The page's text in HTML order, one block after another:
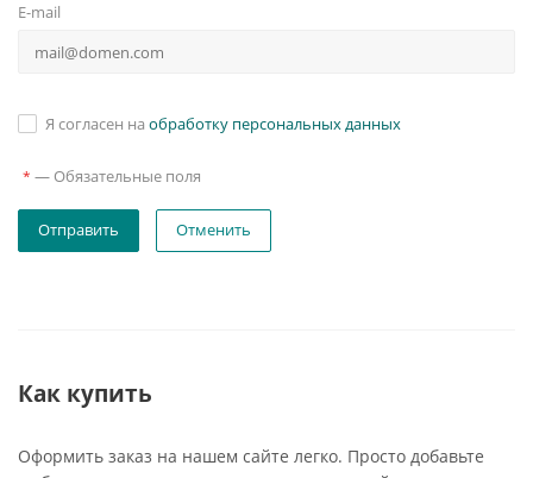
E-mail
Я согласен на обработку персональных данных
* — Обязательные поля
Отменить
Как купить
Оформить заказ на нашем сайте легко. Просто добавьте